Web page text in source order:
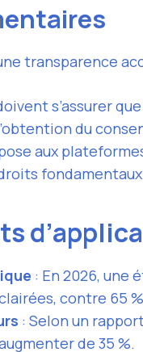
transparence
s’assurer
du
aux
: En 2026, une
contre 65
: Selon un
de 35 %.